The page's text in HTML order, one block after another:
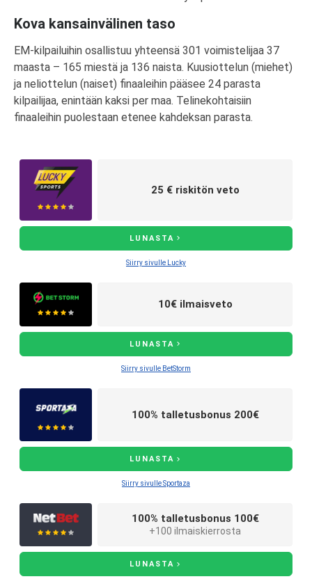
Kova kansainvälinen taso
EM-kilpailuihin osallistuu yhteensä 301 voimistelijaa 37
maasta – 165 miestä ja 136 naista. Kuusiottelun (miehet)
ja neliottelun (naiset) finaaleihin pääsee 24 parasta
kilpailijaa, enintään kaksi per maa. Telinekohtaisiin
finaaleihin puolestaan etenee kahdeksan parasta.
25 € riskitön veto
LUNASTA
Siirry sivulle Lucky
10€ ilmaisveto
LUNASTA
Siirry sivulle BetStorm
100% talletusbonus 200€
LUNASTA
Siirry sivulle Sportaza
100% talletusbonus 100€
+100 ilmaiskierrosta
LUNASTA